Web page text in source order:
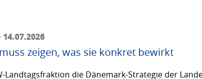
14.07.2026
zeigen, was sie konkret bewirkt
Landtagsfraktion die Dänemark-Strategie der